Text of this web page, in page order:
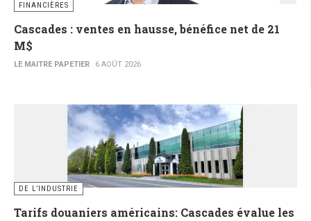
FINANCIÈRES
Cascades : ventes en hausse, bénéfice net de 21
M$
LE MAITRE PAPETIER 6 AOÛT 2026
DE L’INDUSTRIE
Tarifs douaniers américains: Cascades évalue les